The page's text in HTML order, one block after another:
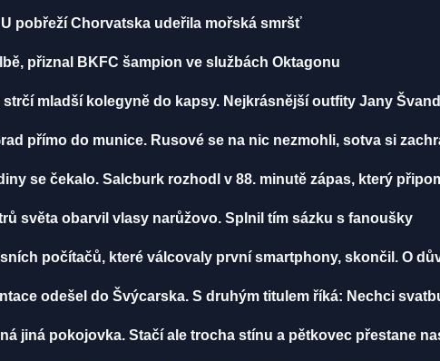
pobřeží Chorvatska udeřila mořská smršť
přiznal BKFC šampion ve službách Oktagonu
mladší kolegyně do kapsy. Nejkrásnější outfity Jany
přímo do munice. Rusové se na nic nezmohli, sotva si
se čekalo. Salcburk rozhodl v 88. minutě zápas, který
světa obarvil vlasy narůžovo. Splnil tím sázku s fanoušky
počítačů, které válcovaly první smartphony, skončil. O
odešel do Švýcarska. S druhým titulem říká: Nechci
jiná pokojovka. Stačí ale trocha stínu a pětkovec přestane